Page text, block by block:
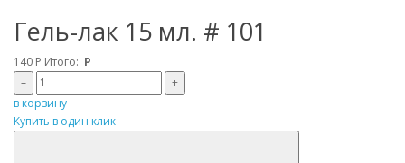
Гель-лак 15 мл. # 101
140 Р Итого: Р
–
+
в корзину
Купить в один клик